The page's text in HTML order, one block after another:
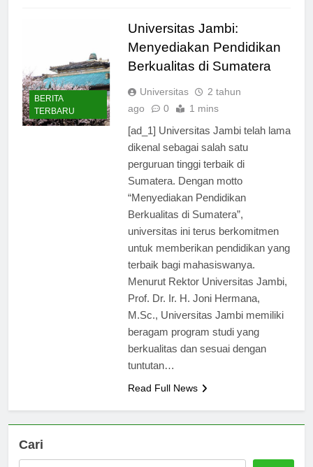
BERITA
TERBARU
Universitas Jambi:
Menyediakan Pendidikan
Universitas
2 tahun
[ad_1] Universitas Jambi telah lama
dikenal sebagai salah satu
perguruan tinggi terbaik di
Sumatera. Dengan motto
“Menyediakan Pendidikan
Berkualitas di Sumatera”,
universitas ini terus berkomitmen
untuk memberikan pendidikan yang
terbaik bagi mahasiswanya.
Menurut Rektor Universitas Jambi,
Prof. Dr. Ir. H. Joni Hermana,
M.Sc., Universitas Jambi memiliki
beragam program studi yang
berkualitas dan sesuai dengan
Cari